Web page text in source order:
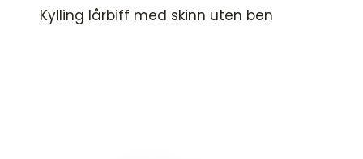
Kylling lårbiff med skinn uten ben